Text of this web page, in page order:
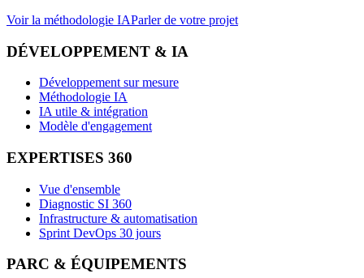
Voir la méthodologie IAParler de votre projet
DÉVELOPPEMENT & IA
Développement sur mesure
Méthodologie IA
IA utile & intégration
Modèle d'engagement
EXPERTISES 360
Vue d'ensemble
Diagnostic SI 360
Infrastructure & automatisation
Sprint DevOps 30 jours
PARC & ÉQUIPEMENTS